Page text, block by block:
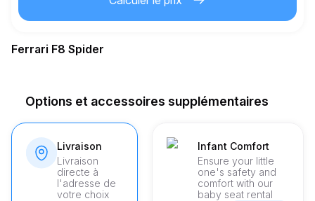
Âge minimum
Dépôt de garantie 12,000.00
Ferrari F8 Spider
Options et accessoires supplémentaires
Livraison
Livraison
directe à
l'adresse de
votre choix
Infant Comfort
Ensure your little
one's safety and
comfort with our
baby seat rental